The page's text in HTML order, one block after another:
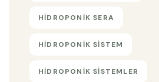
HIDROPONIK SERA
HIDROPONIK SISTEM
HIDROPONIK SISTEMLER